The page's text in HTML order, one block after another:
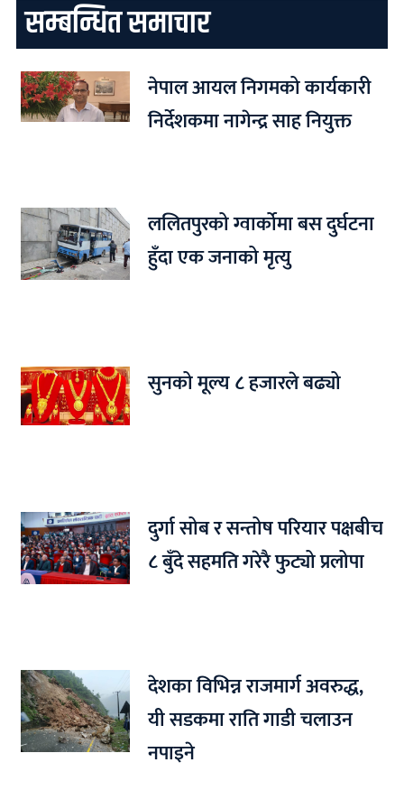
सम्बन्धित समाचार
नेपाल आयल निगमको कार्यकारी
निर्देशकमा नागेन्द्र साह नियुक्त
ललितपुरको ग्वार्कोमा बस दुर्घटना
हुँदा एक जनाको मृत्यु
सुनको मूल्य ८ हजारले बढ्यो
दुर्गा सोब र सन्तोष परियार पक्षबीच
८ बुँदे सहमति गरेरै फुट्यो प्रलोपा
देशका विभिन्न राजमार्ग अवरुद्ध,
यी सडकमा राति गाडी चलाउन
नपाइने